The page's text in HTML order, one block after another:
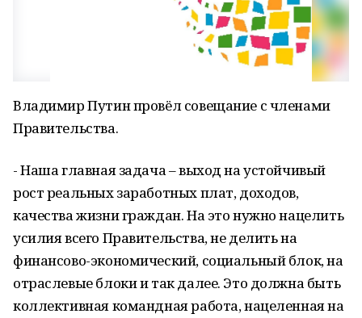
Владимир Путин провёл совещание с членами
Правительства.
- Наша главная задача – выход на устойчивый
рост реальных заработных плат, доходов,
качества жизни граждан. На это нужно нацелить
усилия всего Правительства, не делить на
финансово-экономический, социальный блок, на
отраслевые блоки и так далее. Это должна быть
коллективная командная работа, нацеленная на